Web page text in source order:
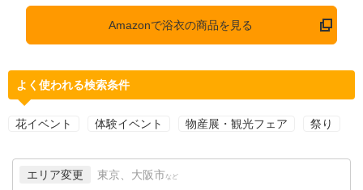
Amazonで浴衣の商品を見る
よく使われる検索条件
花イベント 体験イベント 物産展・観光フェア 祭り
エリア変更 東京、大阪市 など